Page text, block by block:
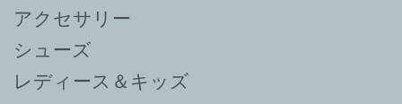
アクセサリー
シューズ
レディース＆キッズ